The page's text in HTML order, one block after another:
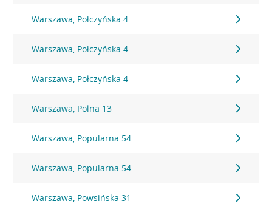
Warszawa, Połczyńska 4
Warszawa, Połczyńska 4
Warszawa, Połczyńska 4
Warszawa, Polna 13
Warszawa, Popularna 54
Warszawa, Popularna 54
Warszawa, Powsińska 31